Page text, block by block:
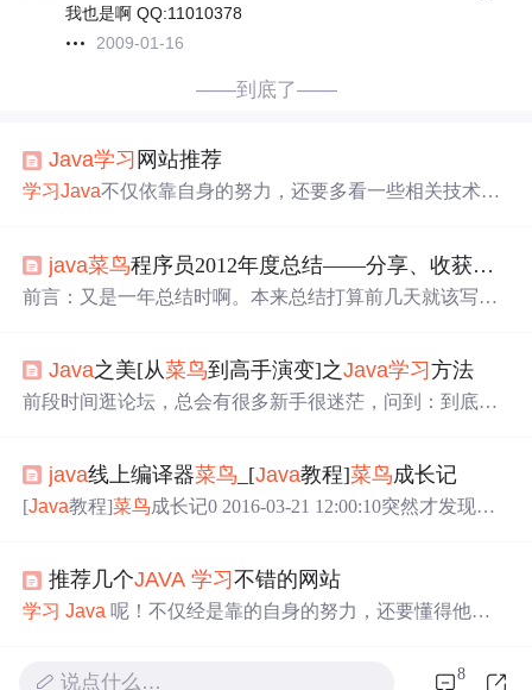
我也是啊 QQ:11010378
2009-01-16
——到底了——
Java学习 网站推荐
学习Java不仅依靠自身的努力，还要多看一些相关技术文
料，有时定期开设讲座等线下活动，而且里面的一些Java
相关的问题以及讨论，不仅适用于Java小白程序员，而且
下！！！所以推...
java菜鸟程序员2012年度总结——分享、收获与感恩并存
前言：又是一年总结时啊。本来总结打算前几天就该写
想了半天不知道该用什么题目好。想了想，今年的博客一
直围绕着“java程序员由笨鸟到菜鸟”的专题来写的。现在
va 菜鸟程序员2012总结”题目。
Java之美[从菜鸟到高手演变]之Java学习方法
前段时间逛论坛，总会有很多新手很迷茫，问到：到底该
要！于是乎，我就给大家回答了很多，突然间想到了很久
以前，看过的马士兵老师的一篇关于Java自学之路的文
如张孝祥、黎活明、李兴华老师等，他们的都很好，本人
曾经都看过，李兴华老师的基础视频，黎活明老师的EJ
B，都是经典！但是本人强烈推荐老马的（尽管老马有时
java线上编译器菜鸟 _[Java教程]菜鸟成长记
[Java教程]菜鸟成长记0 2016-03-21 12:00:10突然才发现，
是在大学宿舍的晚上，天开始变得模模糊糊的时候。还清
楚的记得，那个时候自己还在自学jsp&servlet!菜鸟，对于
推荐几个JAVA 学习不错的网站
学习 Java 呢！不仅经是靠的自身的努力，还要懂得他的
说点什么… 8